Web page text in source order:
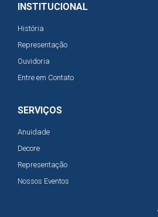
INSTITUCIONAL
História
Representação
Ouvidoria
Entre em Contato
SERVIÇOS
Anuidade
Decore
Representação
Nossos Eventos